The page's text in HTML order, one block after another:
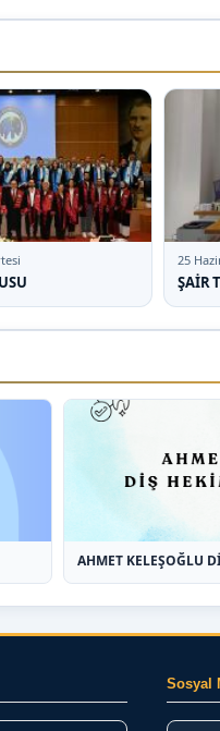
25
ŞAİR
AHMET KELEŞOĞLU
Sosyal